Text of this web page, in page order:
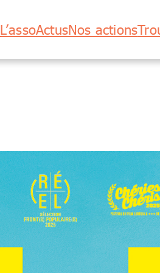
L’assoActusNos actions